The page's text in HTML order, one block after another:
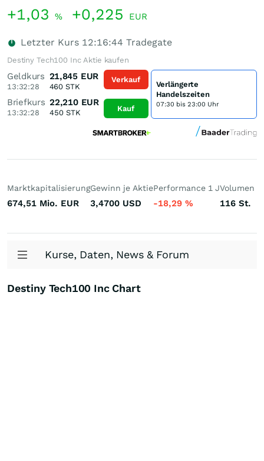
+1,03 % +0,225 EUR
Letzter Kurs 12:16:44 Tradegate
Destiny Tech100 Inc Aktie kaufen
Geldkurs
13:32:28
21,845 EUR
460 STK
Briefkurs
13:32:28
22,210 EUR
450STK
Verkauf
Kauf
Verlängerte
Handelszeiten
07:30 bis 23:00 Uhr
Marktkapitalisierung
674,51 Mio. EUR
Gewinn je Aktie
3,4700 USD
Performance 1 J
-18,29 %
Volumen
116 St.
Kurse, Daten, News & Forum
Destiny Tech100 Inc Chart